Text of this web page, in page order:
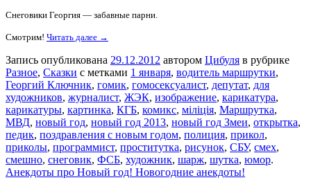
Снеговики Георгия — забавные парни.
Смотрим! Читать далее →
Запись опубликована 29.12.2012 автором Цибуля в рубрике
Разное, Сказки с метками 1 января, водитель маршрутки,
Георгий Ключник, гомик, гомосексуалист, депутат, для
художников, журналист, ЖЭК, изображение, карикатура,
карикатуры, картинка, КГБ, комикс, міліція, Маршрутка,
МВД, новый год, новый год 2013, новый год Змеи, открытка,
педик, поздравления с новым годом, полиция, прикол,
приколы, программист, проститутка, рисунок, СБУ, смех,
смешно, снеговик, ФСБ, художник, шарж, шутка, юмор.
Анекдоты про Новый год! Новогодние анекдоты!